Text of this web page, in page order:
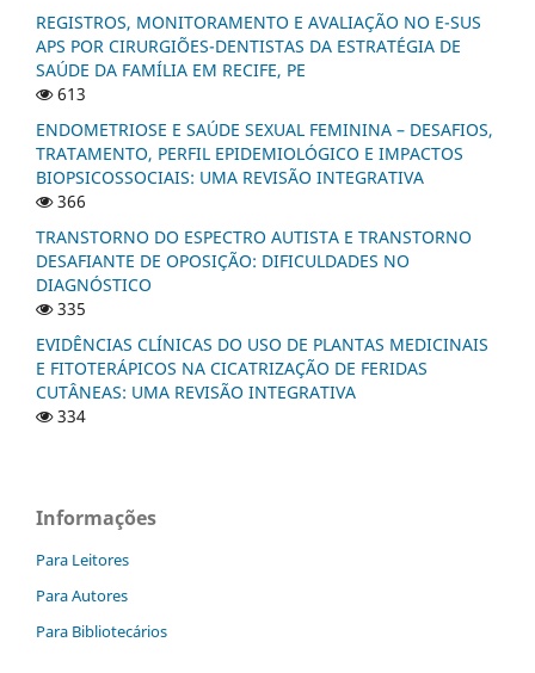
REGISTROS, MONITORAMENTO E AVALIAÇÃO NO E-SUS
APS POR CIRURGIÕES-DENTISTAS DA ESTRATÉGIA DE
SAÚDE DA FAMÍLIA EM RECIFE, PE
613
ENDOMETRIOSE E SAÚDE SEXUAL FEMININA – DESAFIOS,
TRATAMENTO, PERFIL EPIDEMIOLÓGICO E IMPACTOS
BIOPSICOSSOCIAIS: UMA REVISÃO INTEGRATIVA
366
TRANSTORNO DO ESPECTRO AUTISTA E TRANSTORNO
DESAFIANTE DE OPOSIÇÃO: DIFICULDADES NO
DIAGNÓSTICO
335
EVIDÊNCIAS CLÍNICAS DO USO DE PLANTAS MEDICINAIS
E FITOTERÁPICOS NA CICATRIZAÇÃO DE FERIDAS
CUTÂNEAS: UMA REVISÃO INTEGRATIVA
334
Informações
Para Leitores
Para Autores
Para Bibliotecários